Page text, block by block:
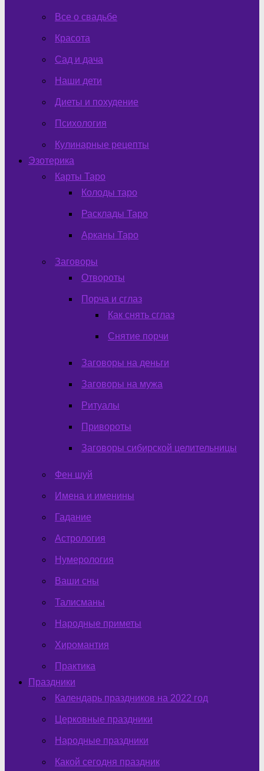
Все о свадьбе
Красота
Сад и дача
Наши дети
Диеты и похудение
Психология
Кулинарные рецепты
Эзотерика
Карты Таро
Колоды таро
Расклады Таро
Арканы Таро
Заговоры
Отвороты
Порча и сглаз
Как снять сглаз
Снятие порчи
Заговоры на деньги
Заговоры на мужа
Ритуалы
Привороты
Заговоры сибирской целительницы
Фен шуй
Имена и именины
Гадание
Астрология
Нумерология
Ваши сны
Талисманы
Народные приметы
Хиромантия
Практика
Праздники
Календарь праздников на 2022 год
Церковные праздники
Народные праздники
Какой сегодня праздник